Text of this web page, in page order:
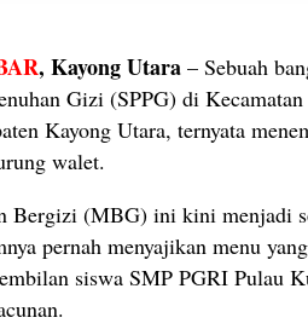
, Kayong Utara – Sebuah
Gizi (SPPG) di
Kayong Utara, ternyata
walet.
Bergizi (MBG) ini kini menjadi
pernah menyajikan menu
siswa SMP PGRI Pulau